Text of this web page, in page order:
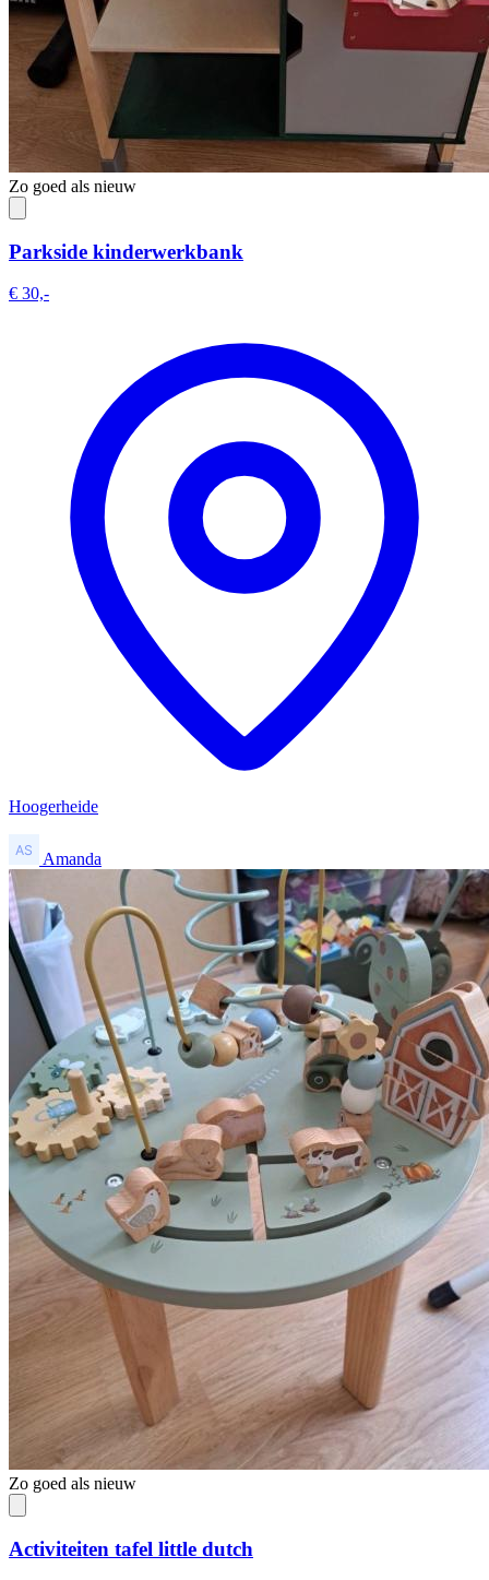
Zo goed als nieuw
Parkside kinderwerkbank
€ 30,-
Hoogerheide
Amanda
Zo goed als nieuw
Activiteiten tafel little dutch